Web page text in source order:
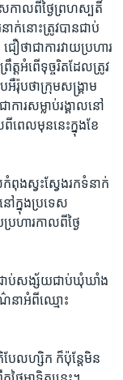
កាល​ពី​ថ្ងៃ​ព្រហស្បតិ៍​
ក់​នោះ​ត្រូវ​បាន​ជាប់​
ឿ​ថា​ជាការ​វាយ​ប្រហារ​
ត​អំពើ​ទុច្ចរិតដែល​ត្រូវ​
អឺរ៉ុប​ថា​ក្រុម​សង្រ្គាម​
ការ​សម្លាប់​រង្គាល​នៅ​
ពេល​មុន​នេះ​ក្នុង​ខែ
ង​ស្វះស្វែង​រកទំនាក់
ក្នុង​ប្រទេស​
រហារកាល​ពី​ថ្ងៃ
ជាប់​សង្ស័យ​ជាប់ឃុំឃាំង​
ណ៌នាអំពី​ឈ្មោះ​
ែលហ្សិក​ ក៏​ប៉ុន្តែ​មិន​